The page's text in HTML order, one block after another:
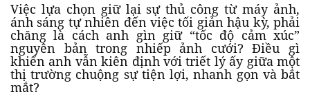
Việc lựa chọn giữ lại sự thủ công từ máy ảnh,
ánh sáng tự nhiên đến việc tối giản hậu kỳ, phải
chăng là cách anh gìn giữ “tốc độ cảm xúc”
nguyên bản trong nhiếp ảnh cưới? Điều gì
khiến anh vẫn kiên định với triết lý ấy giữa một
thị trường chuộng sự tiện lợi, nhanh gọn và bắt
mắt?